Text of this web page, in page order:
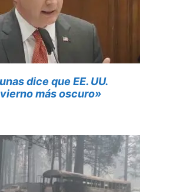
dice que EE. UU.
más oscuro»